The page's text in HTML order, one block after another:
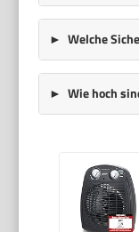
Welche
Wie hoch